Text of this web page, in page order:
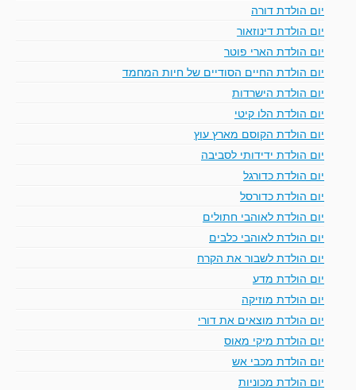
יום הולדת דורה
יום הולדת דינוזאור
יום הולדת הארי פוטר
יום הולדת החיים הסודיים של חיות המחמד
יום הולדת הישרדות
יום הולדת הלו קיטי
יום הולדת הקוסם מארץ עוץ
יום הולדת ידידותי לסביבה
יום הולדת כדורגל
יום הולדת כדורסל
יום הולדת לאוהבי חתולים
יום הולדת לאוהבי כלבים
יום הולדת לשבור את הקרח
יום הולדת מדע
יום הולדת מוזיקה
יום הולדת מוצאים את דורי
יום הולדת מיקי מאוס
יום הולדת מכבי אש
יום הולדת מכוניות